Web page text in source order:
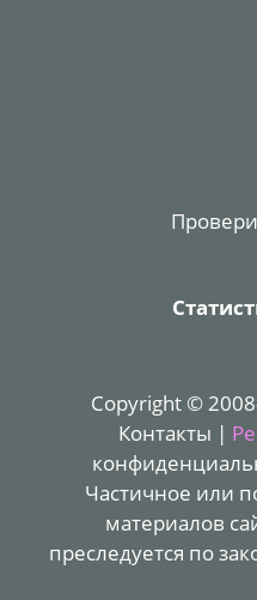
Copyright ©
Контакты |
Частичное или
материалов
преследуется по